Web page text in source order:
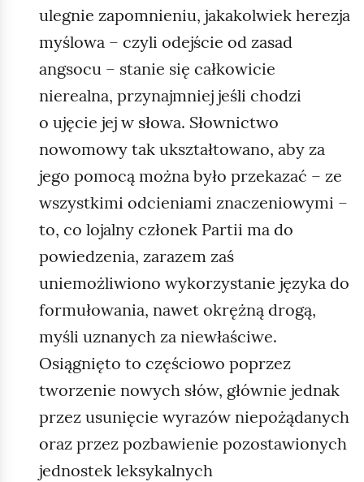
ulegnie zapomnieniu, jakakolwiek herezja
myślowa – czyli odejście od zasad
angsocu – stanie się całkowicie
nierealna, przynajmniej jeśli chodzi
o ujęcie jej w słowa. Słownictwo
nowomowy tak ukształtowano, aby za
jego pomocą można było przekazać – ze
wszystkimi odcieniami znaczeniowymi –
to, co lojalny członek Partii ma do
powiedzenia, zarazem zaś
uniemożliwiono wykorzystanie języka do
formułowania, nawet okrężną drogą,
myśli uznanych za niewłaściwe.
Osiągnięto to częściowo poprzez
tworzenie nowych słów, głównie jednak
przez usunięcie wyrazów niepożądanych
oraz przez pozbawienie pozostawionych
jednostek leksykalnych